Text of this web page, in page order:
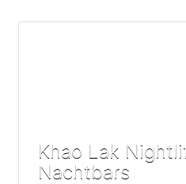
Khao Lak
Nachtbars